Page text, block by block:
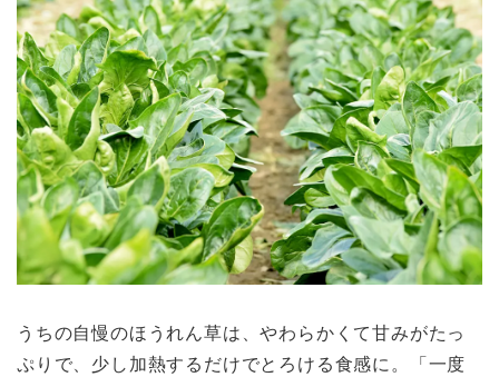
うちの自慢のほうれん草は、やわらかくて甘みがたっ
ぷりで、少し加熱するだけでとろける食感に。「一度